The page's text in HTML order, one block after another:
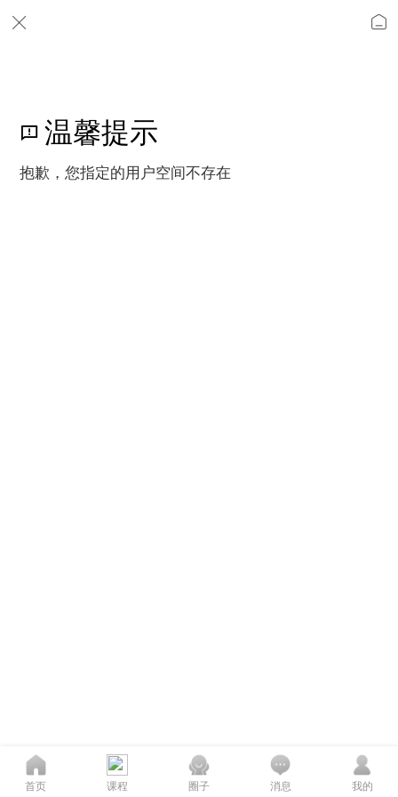
温馨提示
抱歉，您指定的用户空间不存在
首页 课程 圈子 消息 我的